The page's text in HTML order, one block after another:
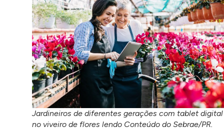
Jardineiros de diferentes gerações com tablet digital
no viveiro de flores lendo Conteúdo do Sebrae/PR.